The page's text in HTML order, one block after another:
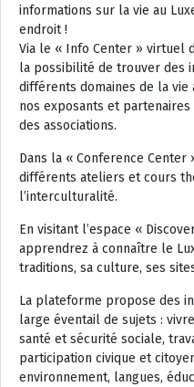
informations sur la vie au
endroit !
Via le « Info Center » virtuel
la possibilité de trouver des
différents domaines de la
nos exposants et
des associations.
Dans la « Conference
différents ateliers et cours
l’interculturalité.
En visitant l’espace «
apprendrez à connaître le
traditions, sa culture, ses
La plateforme propose des
large éventail de sujets :
santé et sécurité sociale,
participation civique et
environnement, langues,